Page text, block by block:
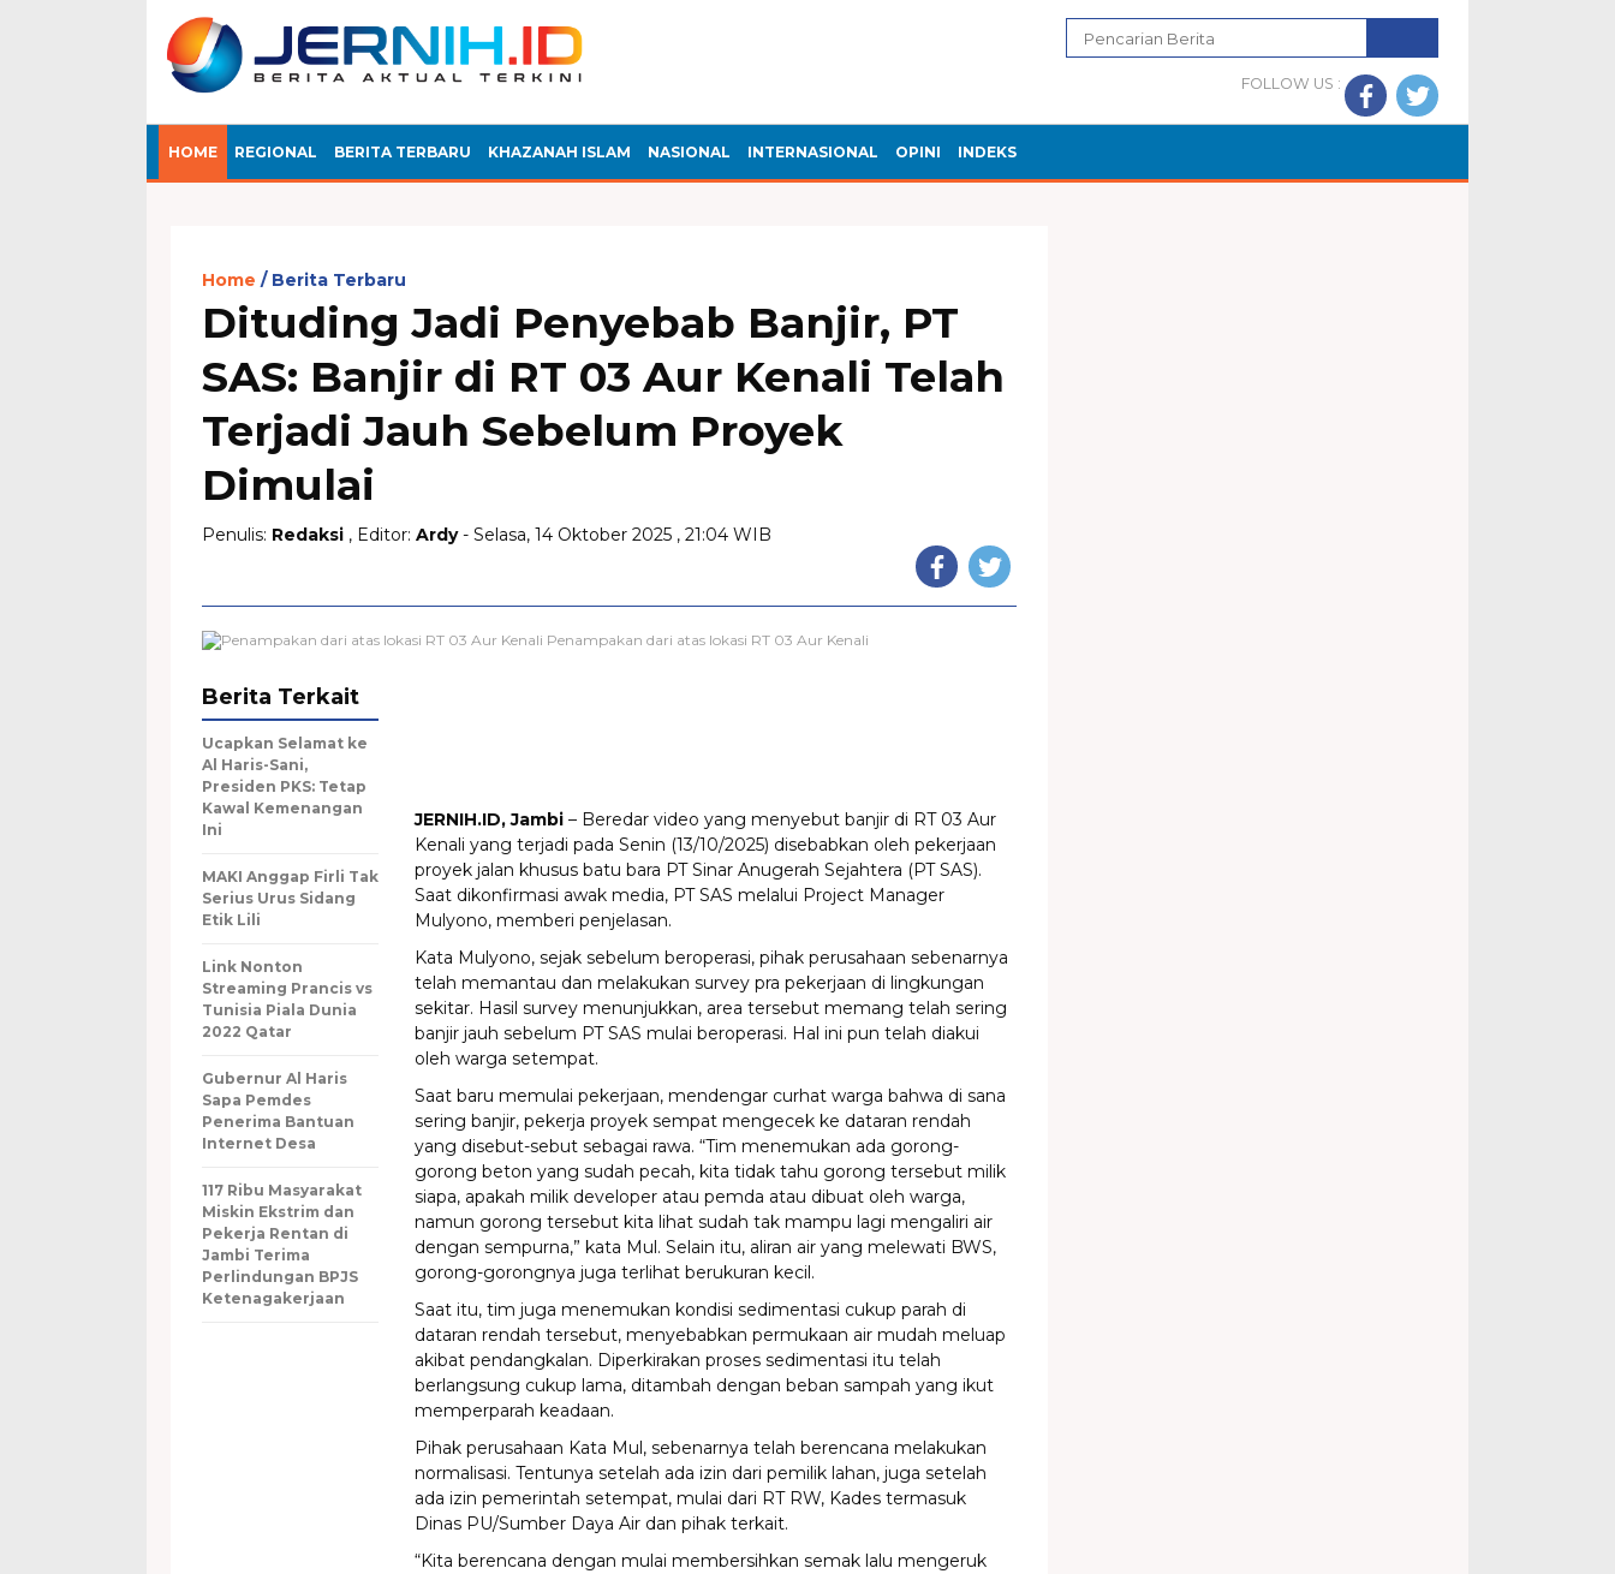
FOLLOW US :
HOME REGIONAL BERITA TERBARU KHAZANAH ISLAM NASIONAL INTERNASIONAL OPINI INDEKS
Home Berita Terbaru
Dituding Jadi Penyebab Banjir, PT
SAS: Banjir di RT 03 Aur Kenali Telah
Terjadi Jauh Sebelum Proyek
Dimulai
Penulis: Redaksi , Editor: Ardy- Selasa, 14 Oktober 2025 , 21:04 WIB
Penampakan dari atas lokasi RT 03 Aur Kenali
Berita Terkait
Ucapkan Selamat ke
Al Haris-Sani,
Presiden PKS: Tetap
Kawal Kemenangan
Ini
MAKI Anggap Firli Tak
Serius Urus Sidang
Etik Lili
Link Nonton
Streaming Prancis vs
Tunisia Piala Dunia
2022 Qatar
Gubernur Al Haris
Sapa Pemdes
Penerima Bantuan
Internet Desa
117 Ribu Masyarakat
Miskin Ekstrim dan
Pekerja Rentan di
Jambi Terima
Perlindungan BPJS
Ketenagakerjaan
JERNIH.ID, Jambi – Beredar video yang menyebut banjir di RT 03 Aur
Kenali yang terjadi pada Senin (13/10/2025) disebabkan oleh pekerjaan
proyek jalan khusus batu bara PT Sinar Anugerah Sejahtera (PT SAS).
Saat dikonfirmasi awak media, PT SAS melalui Project Manager
Mulyono, memberi penjelasan.
Kata Mulyono, sejak sebelum beroperasi, pihak perusahaan sebenarnya
telah memantau dan melakukan survey pra pekerjaan di lingkungan
sekitar. Hasil survey menunjukkan, area tersebut memang telah sering
banjir jauh sebelum PT SAS mulai beroperasi. Hal ini pun telah diakui
oleh warga setempat.
Saat baru memulai pekerjaan, mendengar curhat warga bahwa di sana
sering banjir, pekerja proyek sempat mengecek ke dataran rendah
yang disebut-sebut sebagai rawa. “Tim menemukan ada gorong-
gorong beton yang sudah pecah, kita tidak tahu gorong tersebut milik
siapa, apakah milik developer atau pemda atau dibuat oleh warga,
namun gorong tersebut kita lihat sudah tak mampu lagi mengaliri air
dengan sempurna,” kata Mul. Selain itu, aliran air yang melewati BWS,
gorong-gorongnya juga terlihat berukuran kecil.
Saat itu, tim juga menemukan kondisi sedimentasi cukup parah di
dataran rendah tersebut, menyebabkan permukaan air mudah meluap
akibat pendangkalan. Diperkirakan proses sedimentasi itu telah
berlangsung cukup lama, ditambah dengan beban sampah yang ikut
memperparah keadaan.
Pihak perusahaan Kata Mul, sebenarnya telah berencana melakukan
normalisasi. Tentunya setelah ada izin dari pemilik lahan, juga setelah
ada izin pemerintah setempat, mulai dari RT RW, Kades termasuk
Dinas PU/Sumber Daya Air dan pihak terkait.
“Kita berencana dengan mulai membersihkan semak lalu mengeruk